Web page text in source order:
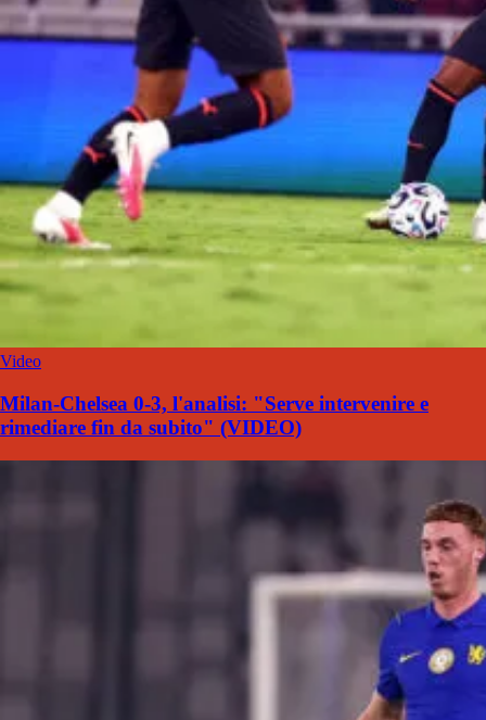
Video
Milan-Chelsea 0-3, l'analisi: "Serve intervenire e
rimediare fin da subito" (VIDEO)